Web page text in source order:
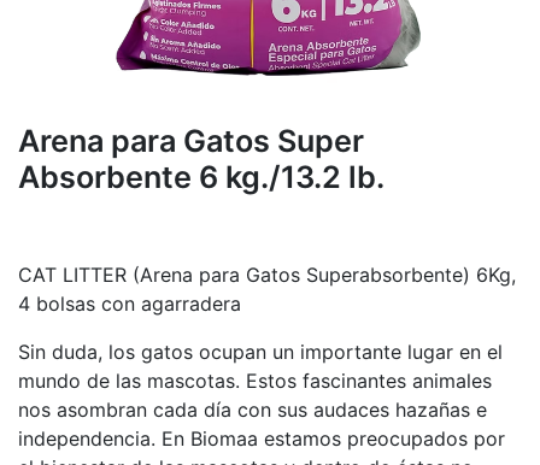
Arena para Gatos Super
Absorbente 6 kg./13.2 lb.
CAT LITTER (Arena para Gatos Superabsorbente) 6Kg,
4 bolsas con agarradera
Sin duda, los gatos ocupan un importante lugar en el
mundo de las mascotas. Estos fascinantes animales
nos asombran cada día con sus audaces hazañas e
independencia. En Biomaa estamos preocupados por